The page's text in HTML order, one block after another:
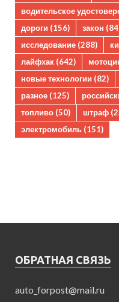
водительское
дороги (156) закон
исследование (288)
лайфхак (642)
новые технологии (82)
разное (125)
топливо (50) штраф
электромобиль (151)
ОБРАТНАЯ СВЯЗЬ
auto_forpost@mail.ru